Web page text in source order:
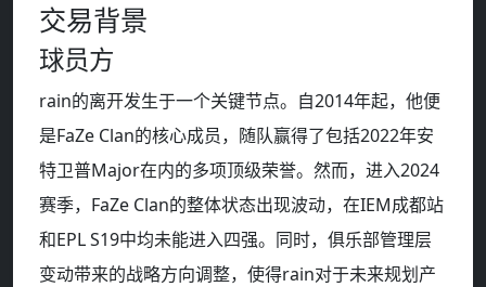
交易背景
球员方
rain的离开发生于一个关键节点。自2014年起，他便
是FaZe Clan的核心成员，随队赢得了包括2022年安
特卫普Major在内的多项顶级荣誉。然而，进入2024
赛季，FaZe Clan的整体状态出现波动，在IEM成都站
和EPL S19中均未能进入四强。同时，俱乐部管理层
变动带来的战略方向调整，使得rain对于未来规划产